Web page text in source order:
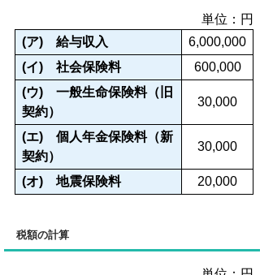
単位：円
(ア) 給与収入
6,000,000
(イ) 社会保険料
600,000
(ウ) 一般生命保険料（旧
契約）
30,000
(エ) 個人年金保険料（新
契約）
30,000
(オ) 地震保険料 20,000
税額の計算